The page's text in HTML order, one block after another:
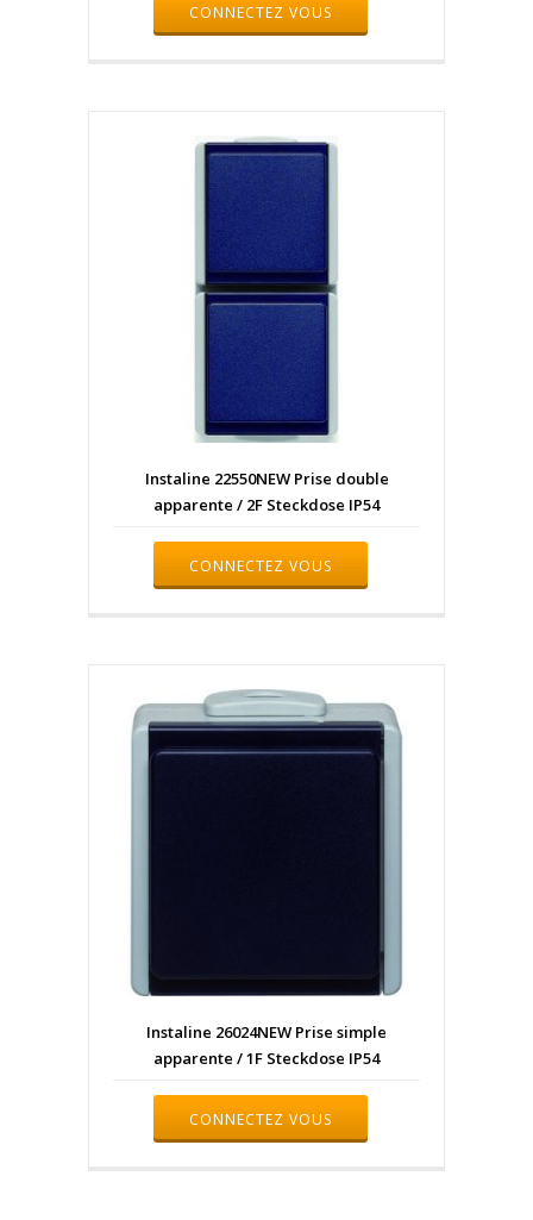
CONNECTEZ VOUS
Instaline 22550NEW Prise double
apparente / 2F Steckdose IP54
CONNECTEZ VOUS
Instaline 26024NEW Prise simple
apparente / 1F Steckdose IP54
CONNECTEZ VOUS